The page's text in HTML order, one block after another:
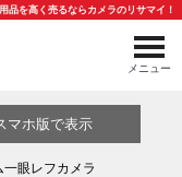
品を高く売るならカメラのリサマイ！
メニュー
マホ版で表示
一眼レフカメラ